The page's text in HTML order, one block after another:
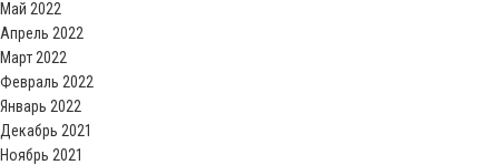
Май 2022
Апрель 2022
Март 2022
Февраль 2022
Январь 2022
Декабрь 2021
Ноябрь 2021